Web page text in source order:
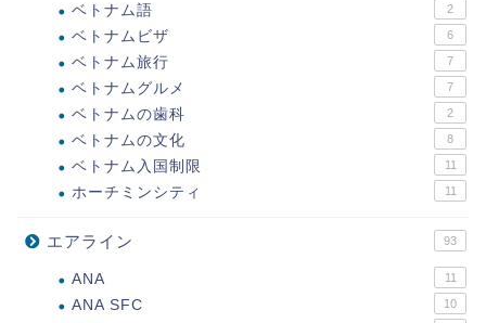
ベトナム語 2
ベトナムビザ 6
ベトナム旅行 7
ベトナムグルメ 7
ベトナムの歯科 2
ベトナムの文化 8
ベトナム入国制限 11
ホーチミンシティ 11
エアライン 93
ANA 11
ANA SFC 10